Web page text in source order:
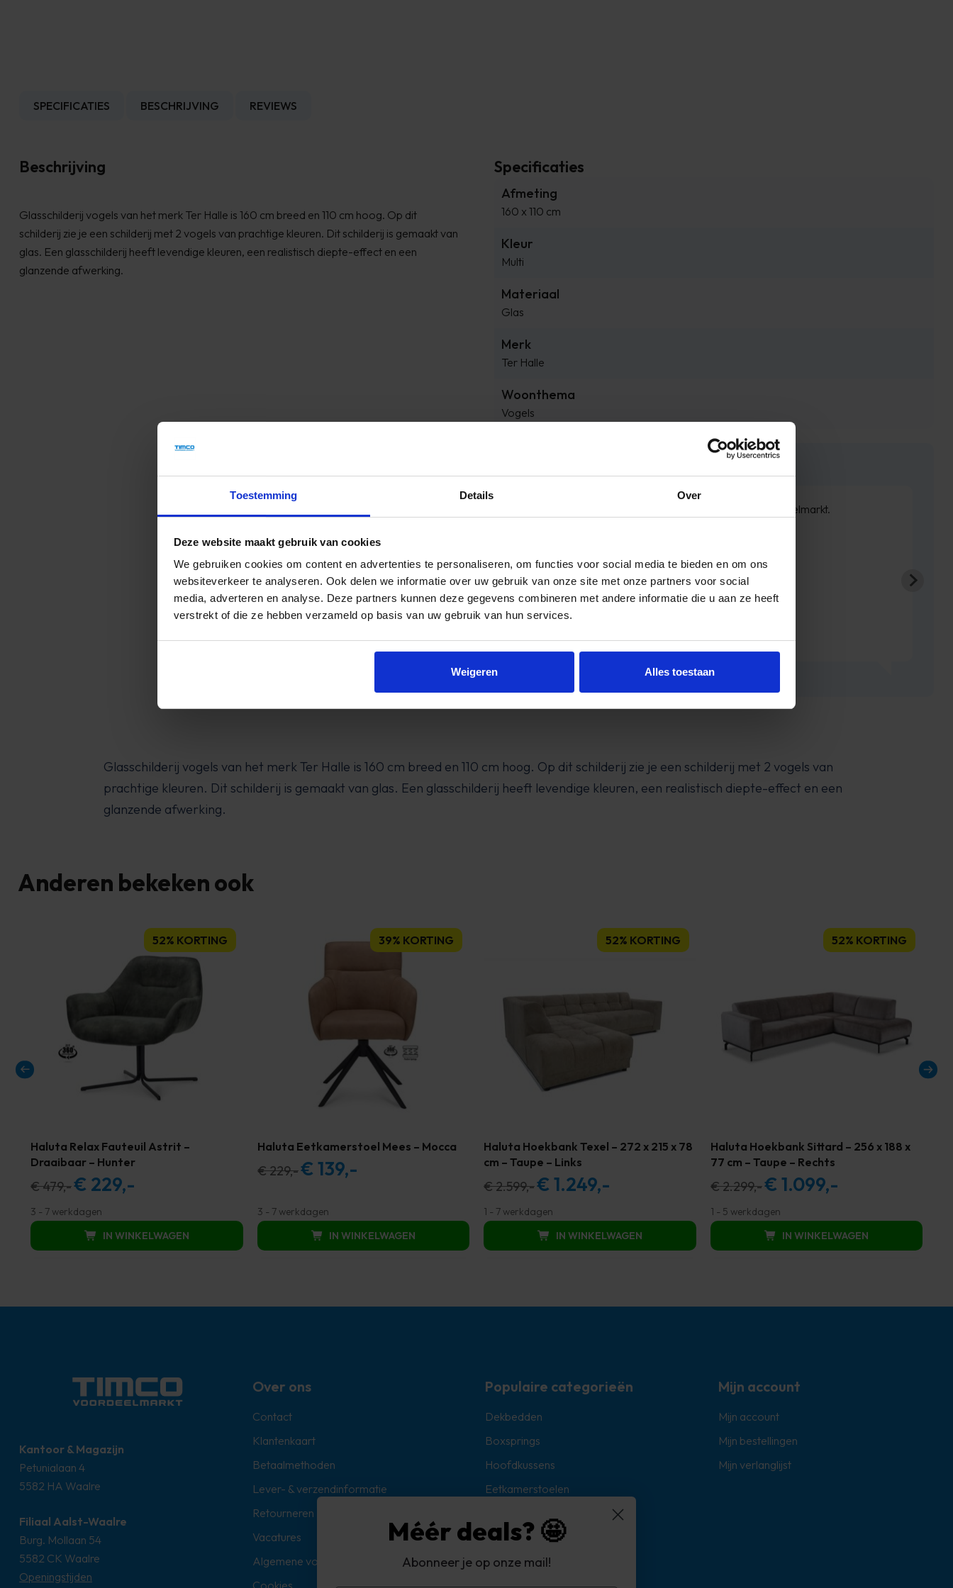
Toestemming Details Over
Deze website maakt gebruik van cookies
We gebruiken cookies om content en advertenties te personaliseren, om functies voor social media te bieden en om ons
websiteverkeer te analyseren. Ook delen we informatie over uw gebruik van onze site met onze partners voor social
media, adverteren en analyse. Deze partners kunnen deze gegevens combineren met andere informatie die u aan ze heeft
verstrekt of die ze hebben verzameld op basis van uw gebruik van hun services.
Weigeren Alles toestaan
SPECIFICATIES BESCHRIJVING REVIEWS
Beschrijving
Glasschilderij vogels van het merk Ter Halle is 160 cm breed en 110 cm hoog. Op dit
schilderij zie je een schilderij met 2 vogels van prachtige kleuren. Dit schilderij is gemaakt van
glas. Een glasschilderij heeft levendige kleuren, een realistisch diepte-effect en een
glanzende afwerking.
Specificaties
Afmeting
160 x 110 cm
Kleur
Multi
Materiaal
Glas
Merk
Ter Halle
Woonthema
Vogels
Reviews
vervolgens heb ik gebeld en werd er telefonisch aangegeven tussen 13:00
en 13:30 te arriveren, dit ...
Giorgio
Onze eerste bestelling bij Timco Voordeelmarkt.
Absolute aanrader!
Ronald
Glasschilderij vogels van het merk Ter Halle is 160 cm breed en 110 cm hoog. Op dit schilderij zie je een schilderij met 2 vogels van
prachtige kleuren. Dit schilderij is gemaakt van glas. Een glasschilderij heeft levendige kleuren, een realistisch diepte-effect en een
glanzende afwerking.
Anderen bekeken ook
Haluta Relax Fauteuil Astrit –
Draaibaar – Hunter
€479,-Oorspronkelijke
was:
€ 479,00.
€ 229,-
is:
€ 229,00.
52% KORTING
3 - 7 werkdagen
IN WINKELWAGEN
Haluta Eetkamerstoel Mees – Mocca
€229,-Oorspronkelijke
was:
€ 229,00.
€ 139,-
€ 139,00.
39% KORTING
3 - 7 werkdagen
IN WINKELWAGEN
Haluta Hoekbank Texel – 272 x 215 x 78
cm – Taupe – Links
€2.599,-Oorspronkelijke
was:
€ 2.599,00.
€ 1.249,-
is:
€ 1.249,00.
52% KORTING
1 - 7 werkdagen
IN WINKELWAGEN
Haluta Hoekbank Sittard – 256 x 188 x
77 cm – Taupe – Rechts
€2.299,-Oorspronkelijke
was:
€ 2.299,00.
€ 1.099,-
is:
€ 1.099,00.
52% KORTING
1 - 5 werkdagen
IN WINKELWAGEN
Kantoor & Magazijn
Petunialaan 4
5582 HA Waalre
Filiaal Aalst-Waalre
Burg. Mollaan 54
5582 CK Waalre
Openingstijden
Over ons
Contact
Klantenkaart
Betaalmethoden
Lever- & verzendinformatie
Retourneren
Vacatures
Algemene voorwaarden
Populaire categorieën
Dekbedden
Boxsprings
Hoofdkussens
Eetkamerstoelen
Hoekbanken
Mijn account
Mijn account
Mijn bestellingen
Mijn verlanglijst
Méér deals? 🤩
Abonneer je op onze mail!